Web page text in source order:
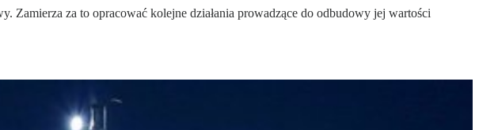
Zamierza za to opracować kolejne działania prowadzące do odbudowy jej wartości